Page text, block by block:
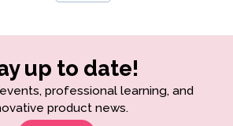
up to date!
professional learning, and
product news.